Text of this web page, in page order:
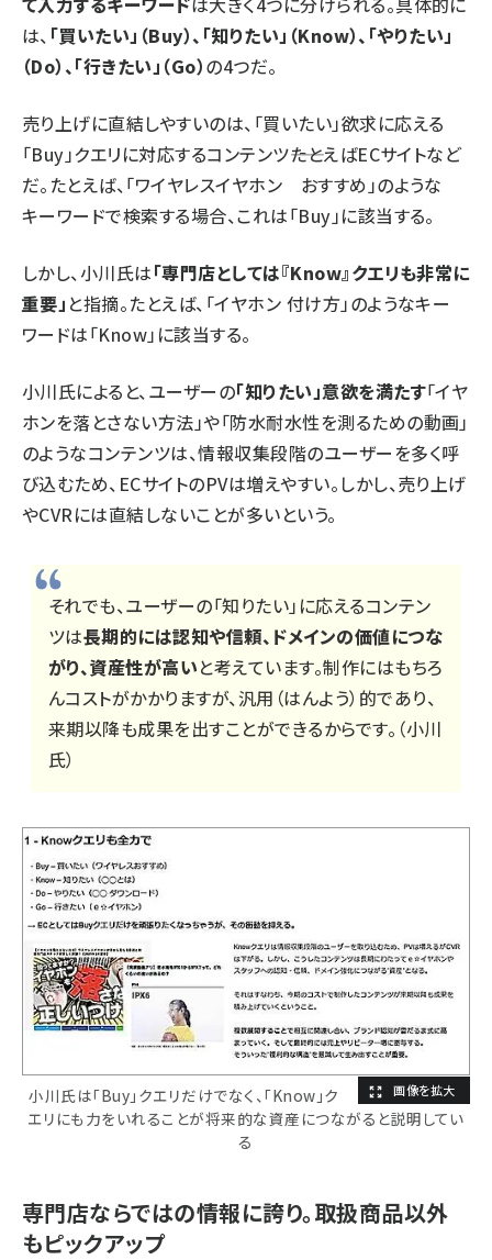
は、 「買いたい」（Buy）、「知りたい」（Know）、「やりたい」
（Do）、「行きたい」（Go）の4つだ。
売り上げに直結しやすいのは、「買いたい」欲求に応える
「Buy」クエリに対応するコンテンツ――たとえばECサイトなど
だ。たとえば、「ワイヤレスイヤホン おすすめ」のような
キーワードで検索する場合、これは「Buy」に該当する。
しかし、小川氏は「専門店としては『Know』クエリも非常に
重要」 と指摘。たとえば、「イヤホン 付け方」のようなキー
ワードは「Know」に該当する。
小川氏によると、ユーザーの「知りたい」意欲を満たす「イヤ
ホンを落とさない方法」や「防水耐水性を測るための動画」
のようなコンテンツは、情報収集段階のユーザーを多く呼
び込むため、ECサイトのPVは増えやすい。しかし、売り上げ
やCVRには直結しないことが多いという。
それでも、ユーザーの「知りたい」に応えるコンテン
ツは長期的には認知や信頼、ドメインの価値につな
がり、資産性が高いと考えています。制作にはもちろ
んコストがかかりますが、汎用（はんよう）的であり、
来期以降も成果を出すことができるからです。（小川
氏）
小川氏は「Buy」クエリだけでなく、「Know」ク
エリにも力をいれることが将来的な資産につながると説明してい
る
専門店ならではの情報に誇り。取扱商品以外
もピックアップ